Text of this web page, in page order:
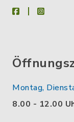
facebook
Montag,
8.00 - 12.00